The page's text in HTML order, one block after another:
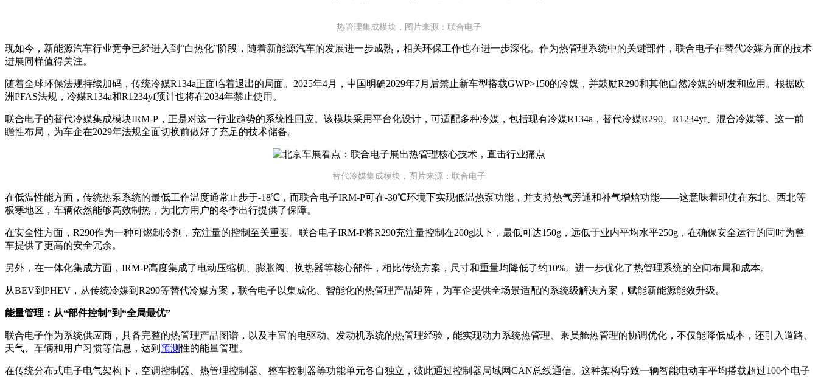
热管理集成模块，图片来源：联合电子
现如今，新能源汽车行业竞争已经进入到“白热化”阶段，随着新能源汽车的发展进一步成熟，相关环保工作也在进一步深化。作为热管理系统中的关键部件，联合电子在替代冷媒方面的技术
进展同样值得关注。
随着全球环保法规持续加码，传统冷媒R134a正面临着退出的局面。2025年4月，中国明确2029年7月后禁止新车型搭载GWP>150的冷媒，并鼓励R290和其他自然冷媒的研发和应用。根据欧
洲PFAS法规，冷媒R134a和R1234yf预计也将在2034年禁止使用。
联合电子的替代冷媒集成模块IRM-P，正是对这一行业趋势的系统性回应。该模块采用平台化设计，可适配多种冷媒，包括现有冷媒R134a，替代冷媒R290、R1234yf、混合冷媒等。这一前
瞻性布局，为车企在2029年法规全面切换前做好了充足的技术储备。
替代冷媒集成模块，图片来源：联合电子
在低温性能方面，传统热泵系统的最低工作温度通常止步于-18℃，而联合电子IRM-P可在-30℃环境下实现低温热泵功能，并支持热气旁通和补气增焓功能——这意味着即使在东北、西北等
极寒地区，车辆依然能够高效制热，为北方用户的冬季出行提供了保障。
在安全性方面，R290作为一种可燃制冷剂，充注量的控制至关重要。联合电子IRM-P将R290充注量控制在200g以下，最低可达150g，远低于业内平均水平250g，在确保安全运行的同时为整
车提供了更高的安全冗余。
另外，在一体化集成方面，IRM-P高度集成了电动压缩机、膨胀阀、换热器等核心部件，相比传统方案，尺寸和重量均降低了约10%。进一步优化了热管理系统的空间布局和成本。
从BEV到PHEV，从传统冷媒到R290等替代冷媒方案，联合电子以集成化、智能化的热管理产品矩阵，为车企提供全场景适配的系统级解决方案，赋能新能源能效升级。
能量管理：从“部件控制”到“全局最优”
联合电子作为系统供应商，具备完整的热管理产品图谱，以及丰富的电驱动、发动机系统的热管理经验，能实现动力系统热管理、乘员舱热管理的协调优化，不仅能降低成本，还引入道路、
天气、车辆和用户习惯等信息，达到 预测性的能量管理。
在传统分布式电子电气架构下，空调控制器、热管理控制器、整车控制器等功能单元各自独立，彼此通过控制器局域网CAN总线通信。这种架构导致一辆智能电动车平均搭载超过100个电子